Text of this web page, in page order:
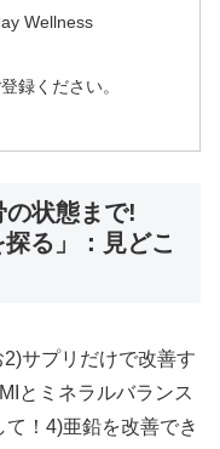
Wellness
録ください。
の状態まで!
る」：見どこ
サプリだけで改善す
とミネラルバランス
！4)亜鉛を改善でき